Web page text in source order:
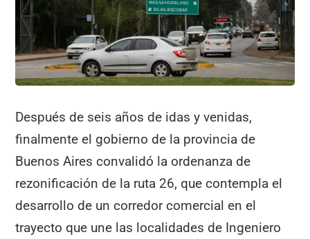
o
k
p
Después de seis años de idas y venidas,
finalmente el gobierno de la provincia de
Buenos Aires convalidó la ordenanza de
rezonificación de la ruta 26, que contempla el
desarrollo de un corredor comercial en el
trayecto que une las localidades de Ingeniero